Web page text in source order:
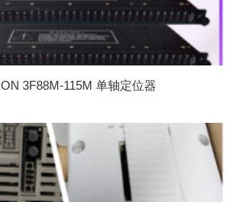
3F88M-115M 单轴定位器